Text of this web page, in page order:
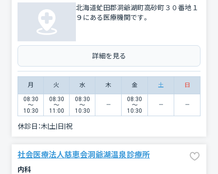
北海道虻田郡洞爺湖町高砂町３０番地１
９にある医療機関です。
詳細を見る
月 火 水 木 金 土 日
08:30
〜
10:30
08:30
〜
11:00
08:30
〜
10:30
08:30
〜
10:30
休診日：木|土|日|祝
社会医療法人慈恵会洞爺湖温泉診療所
内科